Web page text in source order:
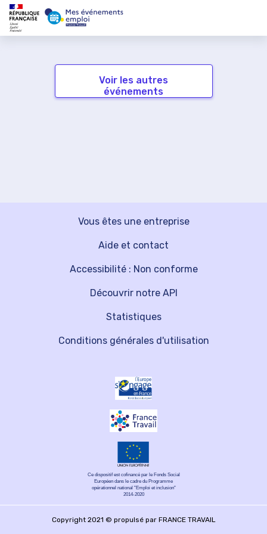
Voir les autres
événements
Vous êtes une entreprise
Découvrir notre API
Aide et contact
Statistiques
Accessibilité : Non conforme
Conditions générales d'utilisation
Ce dispositif est cofinancé par le Fonds Social
Européen dans le cadre du Programme
opérationnel national "Emploi et inclusion"
2014-2020
Copyright 2021 © propulsé par FRANCE TRAVAIL